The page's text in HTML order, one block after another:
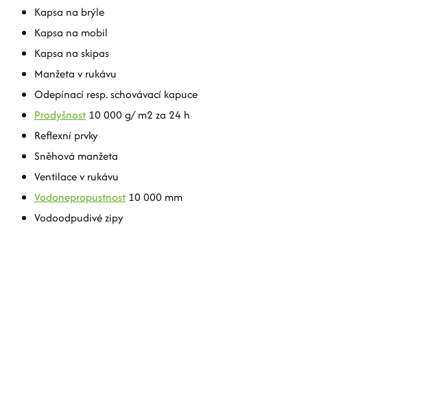
Kapsa na brýle
Kapsa na mobil
Kapsa na skipas
Manžeta v rukávu
Odepínací resp. schovávací kapuce
Prodyšnost 10 000 g/ m2 za 24 h
Reflexní prvky
Sněhová manžeta
Ventilace v rukávu
Vodonepropustnost 10 000 mm
Vodoodpudivé zipy